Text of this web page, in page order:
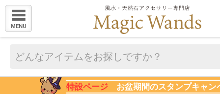
MENU
特設ページ お盆期間のスタンプキャン